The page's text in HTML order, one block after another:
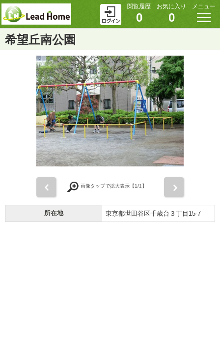
閲覧履歴
0
お気に入り
0
メニュー
希望丘南公園
画像タップで拡大表示【1/1】
所在地 東京都世田谷区千歳台３丁目15-7